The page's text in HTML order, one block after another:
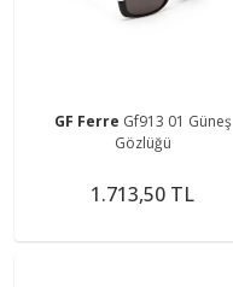
GF Ferre Gf913 01 Güneş
Gözlüğü
1.713,50 TL